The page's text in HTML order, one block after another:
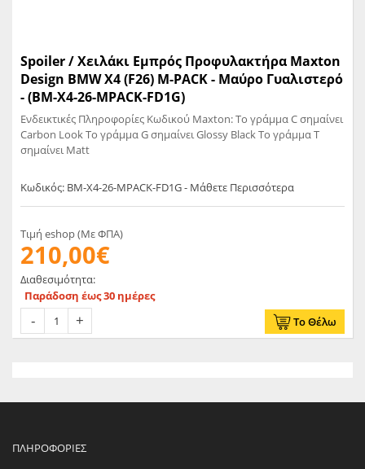
Spoiler / Χειλάκι Εμπρός Προφυλακτήρα Maxton
Design BMW X4 (F26) M-PACK - Μαύρο Γυαλιστερό
- (BM-X4-26-MPACK-FD1G)
Ενδεικτικές Πληροφορίες Κωδικού Maxton: Το γράμμα C σημαίνει
Carbon Look Το γράμμα G σημαίνει Glossy Black Το γράμμα T
σημαίνει Matt
Κωδικός: BM-X4-26-MPACK-FD1G - Μάθετε Περισσότερα
Τιμή eshop (Με ΦΠΑ)
210,00€
Διαθεσιμότητα:
Παράδοση έως 30 ημέρες
Το Θέλω
ΠΛΗΡΟΦΟΡΊΕΣ